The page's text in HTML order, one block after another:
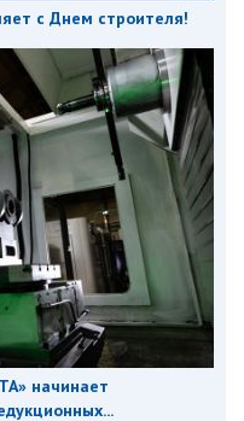
с Днем строителя!
начинает